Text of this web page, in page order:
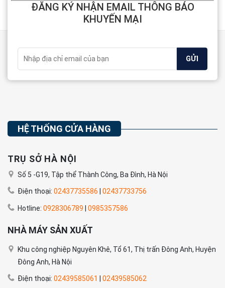
ĐĂNG KÝ NHẬN EMAIL THÔNG BÁO
KHUYẾN MẠI
HỆ THỐNG CỬA HÀNG
TRỤ SỞ HÀ NỘI
Số 5 -G19, Tập thể Thành Công, Ba Đình, Hà Nội
Điện thoại: 02437735586 02437733756
Hotline: 0928306789 0985357586
NHÀ MÁY SẢN XUẤT
Khu công nghiệp Nguyên Khê, Tổ 61, Thị trấn Đông Anh, Huyện
Đông Anh, Hà Nội
Điện thoại: 02439585061 02439585062